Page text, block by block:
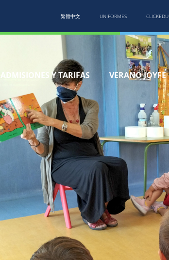
繁體中文 UNIFORMES CLICKEDU
ADMISIONES Y TARIFAS VERANO JOYFE